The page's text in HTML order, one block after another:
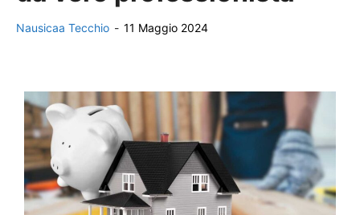
Nausicaa Tecchio - 11 Maggio 2024